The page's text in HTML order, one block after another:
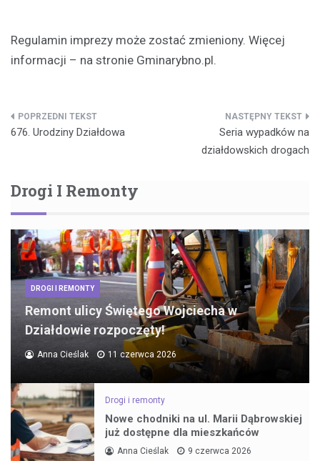
Regulamin imprezy może zostać zmieniony. Więcej
informacji – na stronie Gminarybno.pl.
Nawigacja
676. Urodziny Działdowa
Seria wypadków na
działdowskich drogach
Drogi I Remonty
DROGI I REMONTY
Remont ulicy Świętego Wojciecha w
Działdowie rozpoczęty!
Anna Cieślak 11 czerwca 2026
Drogi i remonty
Nowe chodniki na ul. Marii Dąbrowskiej
już dostępne dla mieszkańców
Anna Cieślak 9 czerwca 2026